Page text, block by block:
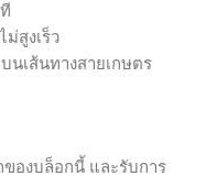
สูงเร็ว
นเส้นทางสายเกษตร
องบล็อกนี้ และรับการ